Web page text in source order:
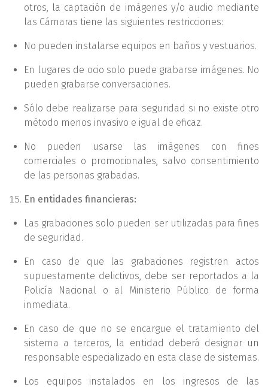
otros, la captación de imágenes y/o audio mediante
las Cámaras tiene las siguientes restricciones:
No pueden instalarse equipos en baños y vestuarios.
En lugares de ocio solo puede grabarse imágenes. No
pueden grabarse conversaciones.
Sólo debe realizarse para seguridad si no existe otro
método menos invasivo e igual de eficaz.
No pueden usarse las imágenes con fines
comerciales o promocionales, salvo consentimiento
de las personas grabadas.
En entidades financieras:
Las grabaciones solo pueden ser utilizadas para fines
de seguridad.
En caso de que las grabaciones registren actos
supuestamente delictivos, debe ser reportados a la
Policía Nacional o al Ministerio Público de forma
inmediata.
En caso de que no se encargue el tratamiento del
sistema a terceros, la entidad deberá designar un
responsable especializado en esta clase de sistemas.
Los equipos instalados en los ingresos de las